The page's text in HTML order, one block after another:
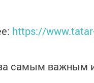
https://
самым важным